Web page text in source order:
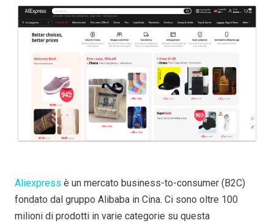
Aliexpress è un mercato business-to-consumer (B2C)
fondato dal gruppo Alibaba in Cina. Ci sono oltre 100
milioni di prodotti in varie categorie su questa